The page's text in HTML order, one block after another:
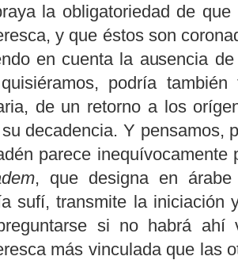
la obligatoriedad de
y que éstos son
en cuenta la ausencia
podría
de un retorno a los
decadencia. Y pensamos,
parece
, que designa en
sufí, transmite la iniciación
si no habrá ahí
más vinculada que las